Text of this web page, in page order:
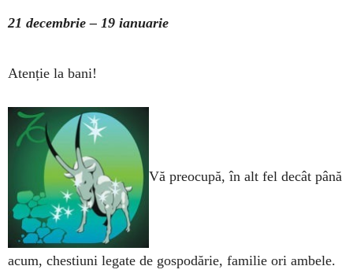
21 decembrie ­– 19 ianuarie
Atenție la bani!
Vă preocupă, în alt fel decât până
acum, ches­tiuni legate de gospodărie, familie ori am­bele.